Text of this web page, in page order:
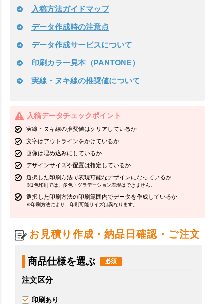
入稿方法ガイドマップ
データ作成時の注意点
データ作成サービスについて
印刷カラー見本（PANTONE）
実線・ヌキ線の推奨値について
入稿データチェックポイント
実線・ヌキ線の推奨値はクリアしているか
文字はアウトラインをかけているか
画像は埋め込みにしているか
デザインサイズや配置は指定しているか
選択した印刷方法で表現可能なデザインになっているか
※1色印刷では、多色・グラデーション表現はできません。
選択した印刷方法の印刷範囲内でデータを作成しているか
※印刷方法により、印刷可能サイズは異なります。
お見積り作成・納品日確認・ご注文
商品仕様を選ぶ
注文区分
印刷あり